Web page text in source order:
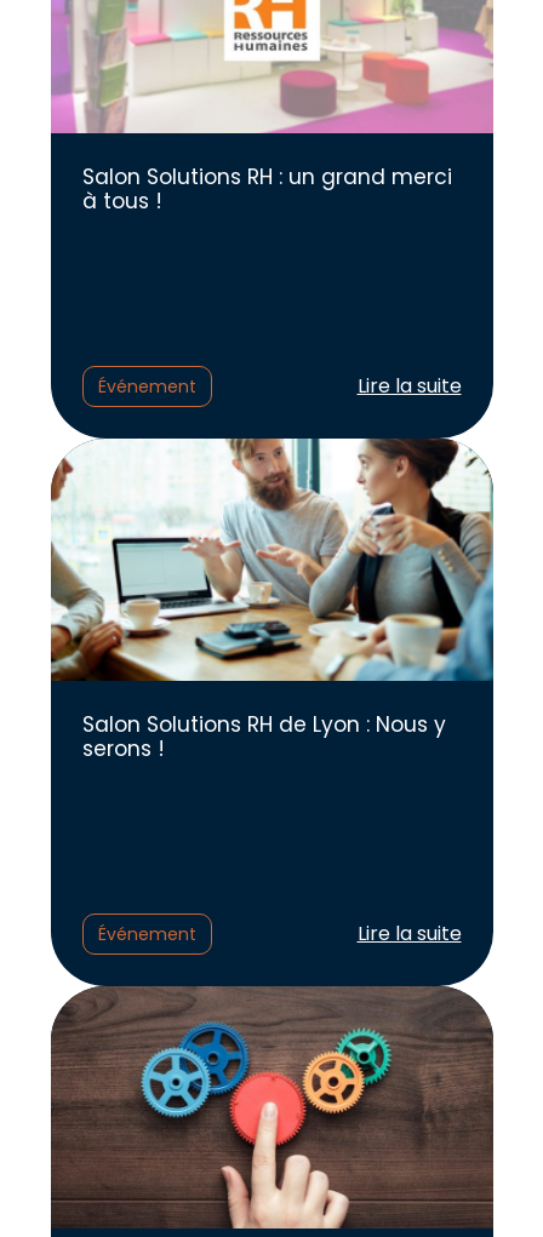
Salon Solutions RH : un grand merci
à tous !
Événement Lire l'article :
Lire la suite
Salon Solutions RH de Lyon : Nous y
serons !
Événement Lire l'article :
Lire la suite